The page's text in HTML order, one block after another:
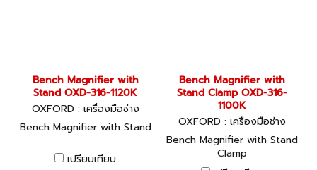
Bench Magnifier with
Stand OXD-316-1120K
OXFORD : เครื่องมือช่าง
Bench Magnifier with Stand
เปรียบเทียบ
Bench Magnifier with
Stand Clamp OXD-316-
1100K
OXFORD : เครื่องมือช่าง
Bench Magnifier with Stand
Clamp